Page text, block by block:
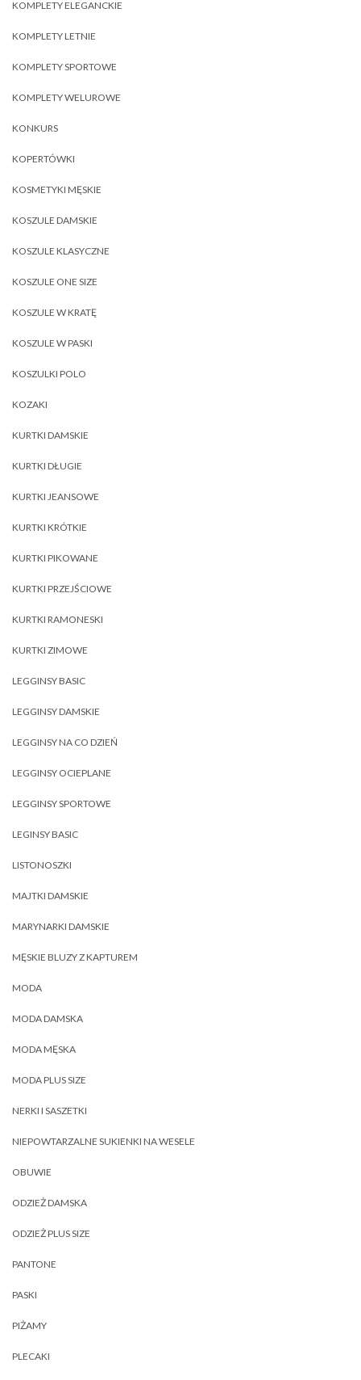
KOMPLETY ELEGANCKIE
KOMPLETY LETNIE
KOMPLETY SPORTOWE
KOMPLETY WELUROWE
KONKURS
KOPERTÓWKI
KOSMETYKI MĘSKIE
KOSZULE DAMSKIE
KOSZULE KLASYCZNE
KOSZULE ONE SIZE
KOSZULE W KRATĘ
KOSZULE W PASKI
KOSZULKI POLO
KOZAKI
KURTKI DAMSKIE
KURTKI DŁUGIE
KURTKI JEANSOWE
KURTKI KRÓTKIE
KURTKI PIKOWANE
KURTKI PRZEJŚCIOWE
KURTKI RAMONESKI
KURTKI ZIMOWE
LEGGINSY BASIC
LEGGINSY DAMSKIE
LEGGINSY NA CO DZIEŃ
LEGGINSY OCIEPLANE
LEGGINSY SPORTOWE
LEGINSY BASIC
LISTONOSZKI
MAJTKI DAMSKIE
MARYNARKI DAMSKIE
MĘSKIE BLUZY Z KAPTUREM
MODA
MODA DAMSKA
MODA MĘSKA
MODA PLUS SIZE
NERKI I SASZETKI
NIEPOWTARZALNE SUKIENKI NA WESELE
OBUWIE
ODZIEŻ DAMSKA
ODZIEŻ PLUS SIZE
PANTONE
PASKI
PIŻAMY
PLECAKI